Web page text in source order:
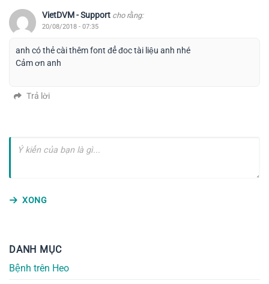
VietDVM - Support cho rằng:
20/08/2018 - 07:35
anh có thẻ cài thêm font để đoc tài liệu anh nhé
Cảm ơn anh
Trả lời
XONG
DANH MỤC
Bệnh trên Heo